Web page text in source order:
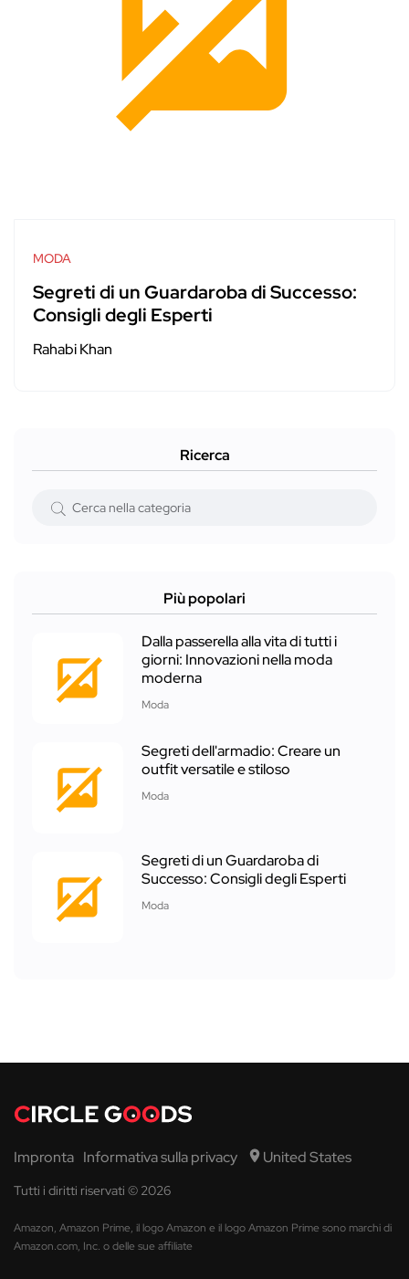
MODA
Segreti di un Guardaroba di Successo:
Consigli degli Esperti
Rahabi Khan
Ricerca
Più popolari
Dalla passerella alla vita di tutti i
giorni: Innovazioni nella moda
moderna
Moda
Segreti dell'armadio: Creare un
outfit versatile e stiloso
Moda
Segreti di un Guardaroba di
Successo: Consigli degli Esperti
Moda
Impronta Informativa sulla privacy United States
Tutti i diritti riservati © 2026
Amazon, Amazon Prime, il logo Amazon e il logo Amazon Prime sono marchi di
Amazon.com, Inc. o delle sue affiliate